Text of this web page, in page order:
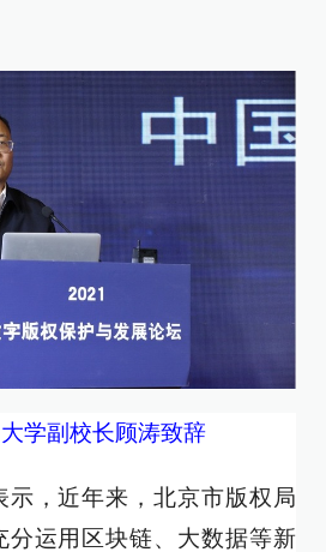
学副校长顾涛致辞
示，近年来，北京市版权局
分运用区块链、大数据等新